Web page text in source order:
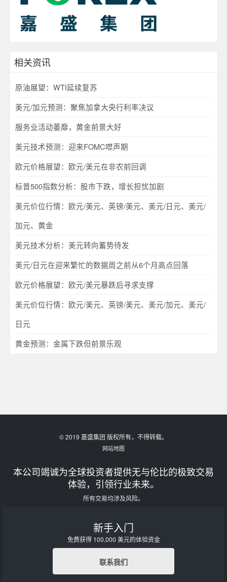
相关资讯
原油展望：WTI延续复苏
美元/加元预测：聚焦加拿大央行利率决议
服务业活动萎靡，黄金前景大好
美元技术预测：迎来FOMC噤声期
欧元价格展望：欧元/美元在非农前回调
标普500指数分析：股市下跌，增长担忧加剧
美元价位行情：欧元/美元、英镑/美元、美元/日元、美元/
加元、黄金
美元技术分析：美元转向蓄势待发
美元/日元在迎来繁忙的数据周之前从6个月高点回落
欧元价格展望：欧元/美元暴跌后寻求支撑
美元价位行情：欧元/美元、英镑/美元、美元/加元、美元/
日元
黄金预测：金属下跌但前景乐观
© 2019 嘉盛集团 版权所有，不得转载。
网站地图
本公司竭诚为全球投资者提供无与伦比的极致交易
体验，引领行业未来。
所有交易均涉及风险。
新手入门
免费获得 100,000 美元的体验资金
联系我们